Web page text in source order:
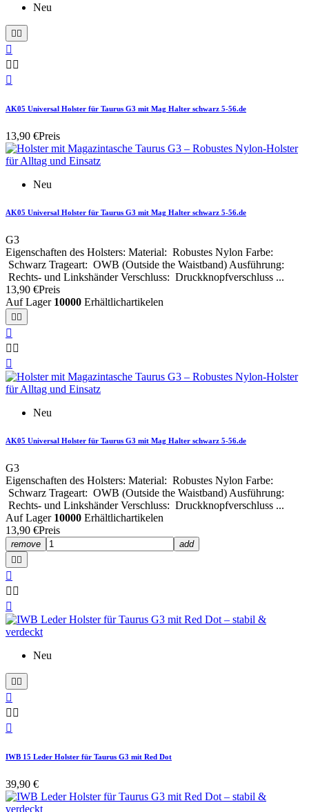
Neu
 

 

AK05 Universal Holster für Taurus G3 mit Mag Halter schwarz 5-56.de
13,90 €Preis
Neu
AK05 Universal Holster für Taurus G3 mit Mag Halter schwarz 5-56.de
G3
Eigenschaften des Holsters: Material: Robustes Nylon Farbe:
Schwarz Trageart: OWB (Outside the Waistband) Ausführung:
Rechts- und Linkshänder Verschluss: Druckknopfverschluss ...
13,90 €Preis
Auf Lager 10000 Erhältlichartikelen


 

Neu
AK05 Universal Holster für Taurus G3 mit Mag Halter schwarz 5-56.de
G3
Eigenschaften des Holsters: Material: Robustes Nylon Farbe:
Schwarz Trageart: OWB (Outside the Waistband) Ausführung:
Rechts- und Linkshänder Verschluss: Druckknopfverschluss ...
Auf Lager 10000 Erhältlichartikelen
13,90 €Preis
remove
add


 

Neu


 

IWB 15 Leder Holster für Taurus G3 mit Red Dot
39,90 €